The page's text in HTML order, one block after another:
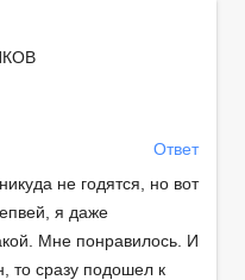
Ответ
не годятся, но вот
я даже
Мне понравилось. И
то сразу подошел к